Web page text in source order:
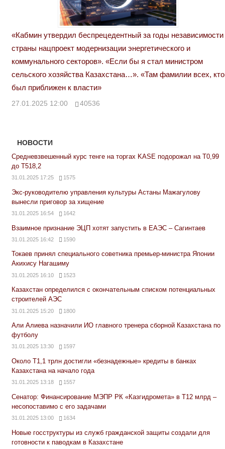
«Кабмин утвердил беспрецедентный за годы независимости
страны нацпроект модернизации энергетического и
коммунального секторов». «Если бы я стал министром
сельского хозяйства Казахстана…». «Там фамилии всех, кто
был приближен к власти»
27.01.2025 12:00 40536
НОВОСТИ
Средневзвешенный курс тенге на торгах KASE подорожал на Т0,99
до Т518,2
31.01.2025 17:25 1575
Экс-руководителю управления культуры Астаны Мажагулову
вынесли приговор за хищение
31.01.2025 16:54 1642
Взаимное признание ЭЦП хотят запустить в ЕАЭС – Сагинтаев
31.01.2025 16:42 1590
Токаев принял специального советника премьер-министра Японии
Акихису Нагашиму
31.01.2025 16:10 1523
Казахстан определился с окончательным списком потенциальных
строителей АЭС
31.01.2025 15:20 1800
Али Алиева назначили ИО главного тренера сборной Казахстана по
футболу
31.01.2025 13:30 1597
Около Т1,1 трлн достигли «безнадежные» кредиты в банках
Казахстана на начало года
31.01.2025 13:18 1557
Сенатор: Финансирование МЭПР РК «Казгидромета» в Т12 млрд –
несопоставимо с его задачами
31.01.2025 13:00 1634
Новые госструктуры из служб гражданской защиты создали для
готовности к паводкам в Казахстане